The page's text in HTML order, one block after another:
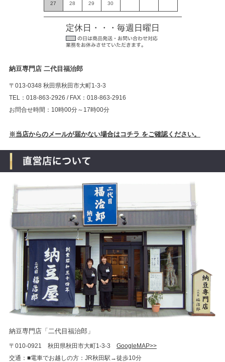
27 28 29 30
定休日・・・毎週日曜日
納豆専門店 二代目福治郎
〒013-0348 秋田県秋田市大町1-3-3
TEL：018-863-2926 / FAX：018-863-2916
お問合せ時間：10時00分～17時00分
※当店からのメールが届かない場合はコチラ をご確認ください。
納豆専門店「二代目福治郎」
〒010-0921 秋田県秋田市大町1-3-3 GoogleMAP>>
交通：■電車でお越しの方：JR秋田駅→徒歩10分